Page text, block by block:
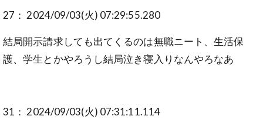
27： 2024/09/03(火) 07:29:55.280
結局開示請求しても出てくるのは無職ニート、生活保
護、学生とかやろうし結局泣き寝入りなんやろなあ
31： 2024/09/03(火) 07:31:11.114